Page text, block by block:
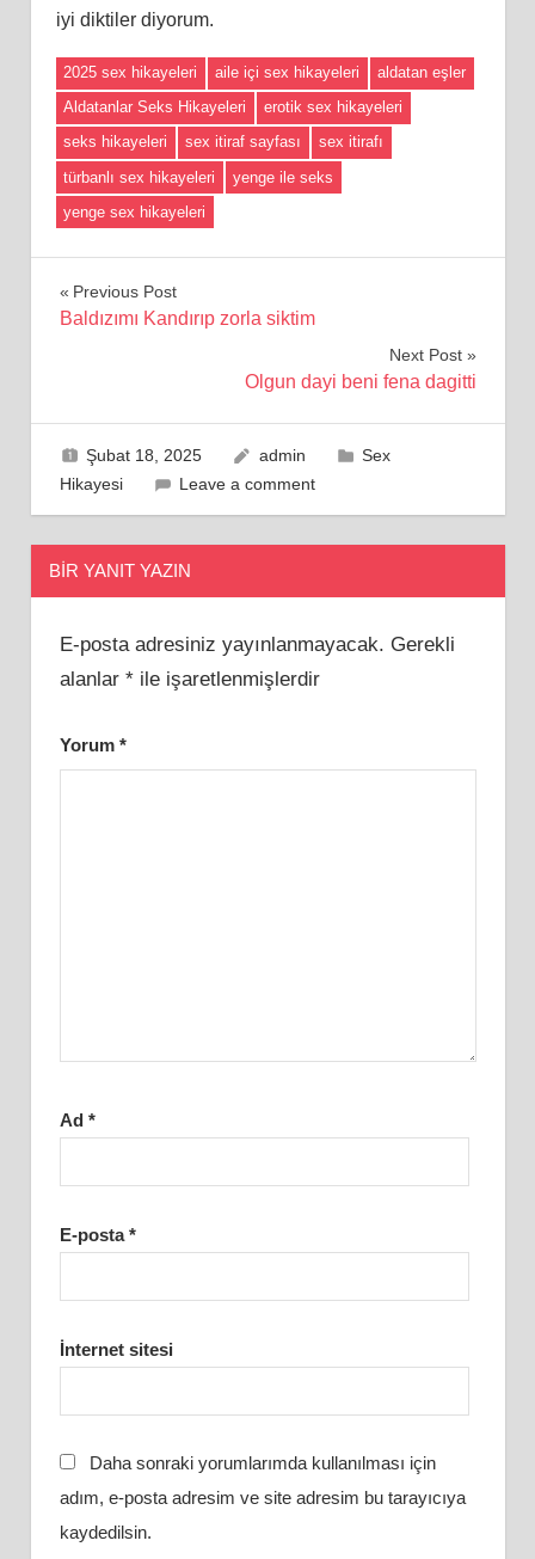
iyi diktiler diyorum.
2025 sex hikayeleri aile içi sex hikayeleri
aldatan eşler
Aldatanlar Seks Hikayeleri
erotik sex hikayeleri
seks hikayeleri
sex itiraf sayfası
sex itirafı
türbanlı sex hikayeleri
yenge ile seks
yenge sex hikayeleri
Yazı
Previous Post
Baldızımı Kandırıp zorla siktim
Next Post
Olgun dayi beni fena dagitti
Şubat 18, 2025 admin
Sex
Hikayesi
Leave a comment
BIR YANIT YAZIN
E-posta adresiniz yayınlanmayacak. Gerekli
alanlar *ile işaretlenmişlerdir
Yorum *
Ad *
E-posta*
İnternet sitesi
Daha sonraki yorumlarımda kullanılması için
adım, e-posta adresim ve site adresim bu tarayıcıya
kaydedilsin.